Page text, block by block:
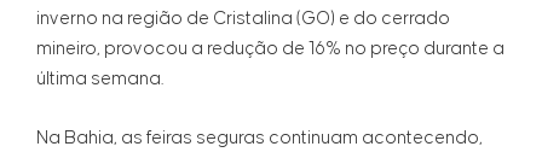
inverno na região de Cristalina (GO) e do cerrado
mineiro, provocou a redução de 16% no preço durante a
última semana.
Na Bahia, as feiras seguras continuam acontecendo,